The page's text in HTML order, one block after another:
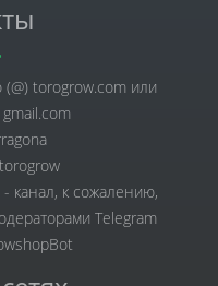
torogrow.com или
к сожалению,
Telegram